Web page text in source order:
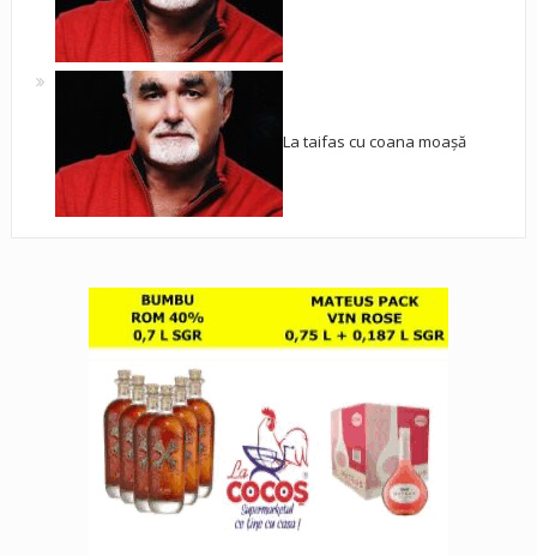
La taifas cu coana moașă